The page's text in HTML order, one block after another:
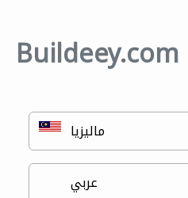
Buildeey.com